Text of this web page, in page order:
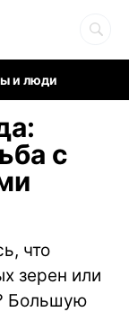
и люди
с
что
зерен или
Большую